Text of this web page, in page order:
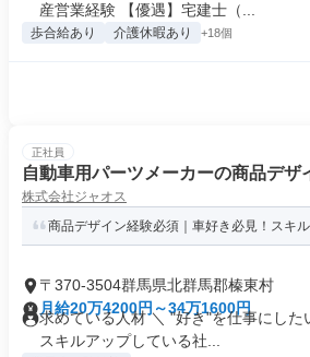
産営業経験 【優遇】宅建士（...
歩合給あり 介護休暇あり +18個
正社員
自動車用パーツメーカーの商品デザ
株式会社ジャオス
商品デザイン経験必須｜車好き必見！スキ
〒370-3504群馬県北群馬郡榛東村
月給20万4200円～34万1600円
求めている人材 ＼ "好き"を仕事にした
スキルアップしている社...